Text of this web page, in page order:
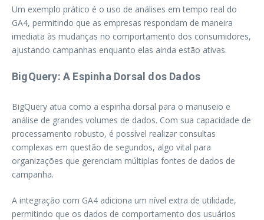
Um exemplo prático é o uso de análises em tempo real do
GA4, permitindo que as empresas respondam de maneira
imediata às mudanças no comportamento dos consumidores,
ajustando campanhas enquanto elas ainda estão ativas.
BigQuery: A Espinha Dorsal dos Dados
BigQuery atua como a espinha dorsal para o manuseio e
análise de grandes volumes de dados. Com sua capacidade de
processamento robusto, é possível realizar consultas
complexas em questão de segundos, algo vital para
organizações que gerenciam múltiplas fontes de dados de
campanha.
A integração com GA4 adiciona um nível extra de utilidade,
permitindo que os dados de comportamento dos usuários